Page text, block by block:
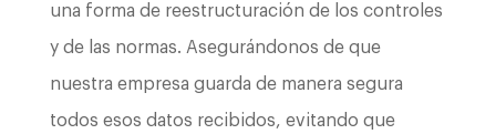
una forma de reestructuración de los controles
y de las normas. Asegurándonos de que
nuestra empresa guarda de manera segura
todos esos datos recibidos, evitando que